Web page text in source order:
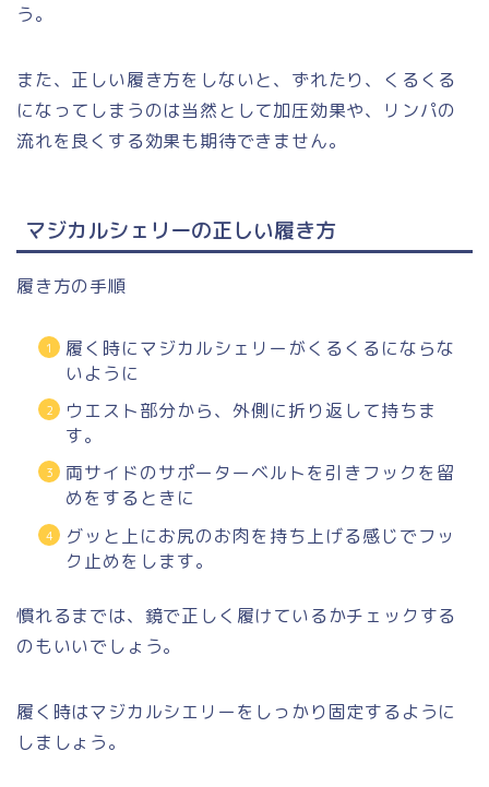
う。
また、正しい履き方をしないと、ずれたり、くるくる
になってしまうのは当然として加圧効果や、リンパの
流れを良くする効果も期待できません。
マジカルシェリーの正しい履き方
履き方の手順
履く時にマジカルシェリーがくるくるにならな
いように
ウエスト部分から、外側に折り返して持ちま
す。
両サイドのサポーターベルトを引きフックを留
めをするときに
グッと上にお尻のお肉を持ち上げる感じでフッ
ク止めをします。
慣れるまでは、鏡で正しく履けているかチェックする
のもいいでしょう。
履く時はマジカルシエリーをしっかり固定するように
しましょう。